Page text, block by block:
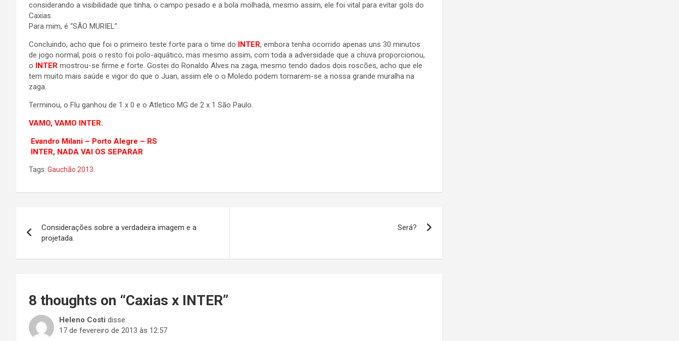
considerando a visibilidade que tinha, o campo pesado e a bola molhada, mesmo assim, ele foi vital para evitar gols do
Caxias.
Para mim, é “SÃO MURIEL”.
Concluindo, acho que foi o primeiro teste forte para o time do INTER, embora tenha ocorrido apenas uns 30 minutos
de jogo normal, pois o resto foi polo-aquático, mas mesmo assim, com toda a adversidade que a chuva proporcionou,
o INTER mostrou-se firme e forte. Gostei do Ronaldo Alves na zaga, mesmo tendo dados dois roscões, acho que ele
tem muito mais saúde e vigor do que o Juan, assim ele o o Moledo podem tornarem-se a nossa grande muralha na
zaga.
Terminou, o Flu ganhou de 1 x 0 e o Atletico MG de 2 x 1 São Paulo.
VAMO, VAMO INTER.
Evandro Milani – Porto Alegre – RS
INTER, NADA VAI OS SEPARAR
Tags: Gauchão 2013
de
Post
Considerações sobre a verdadeira imagem e a
projetada.
Será?
8 thoughts on “Caxias x INTER”
Heleno Costi disse:
17 de fevereiro de 2013 às 12:57